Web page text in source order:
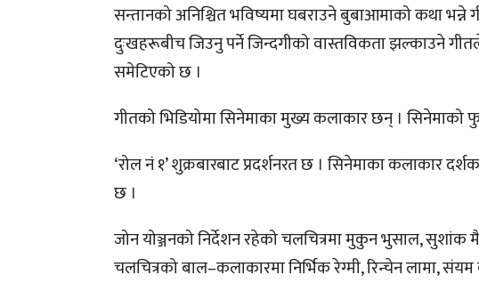
सन्तानको अनिश्चित भविष्यमा घबराउने बुबाआमाको कथा
दुःखहरूबीच जिउनु पर्ने जिन्दगीको वास्तविकता झल्काउने
समेटिएको छ ।
गीतको भिडियोमा सिनेमाका मुख्य कलाकार छन् । सिनेमाको
‘रोल नं १’ शुक्रबारबाट प्रदर्शनरत छ । सिनेमाका कलाकार
छ ।
जोन योञ्जनको निर्देशन रहेको चलचित्रमा मुकुन भुसाल, सुशांक
चलचित्रको बाल–कलाकारमा निर्भिक रेग्मी, रिन्चेन लामा,